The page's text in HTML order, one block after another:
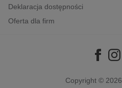
Deklaracja dostępności
Oferta dla firm
Copyright © 2026